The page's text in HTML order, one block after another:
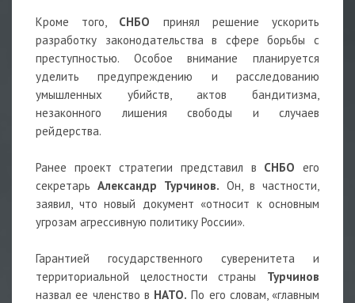
Кроме того, СНБО принял решение ускорить
разработку законодательства в сфере борьбы с
преступностью. Особое внимание планируется
уделить предупреждению и расследованию
умышленных убийств, актов бандитизма,
незаконного лишения свободы и случаев
рейдерства.
Ранее проект стратегии представил в СНБО его
секретарь Александр Турчинов. Он, в частности,
заявил, что новый документ «относит к основным
угрозам агрессивную политику России».
Гарантией государственного суверенитета и
территориальной целостности страны Турчинов
назвал ее членство в НАТО. По его словам, «главным